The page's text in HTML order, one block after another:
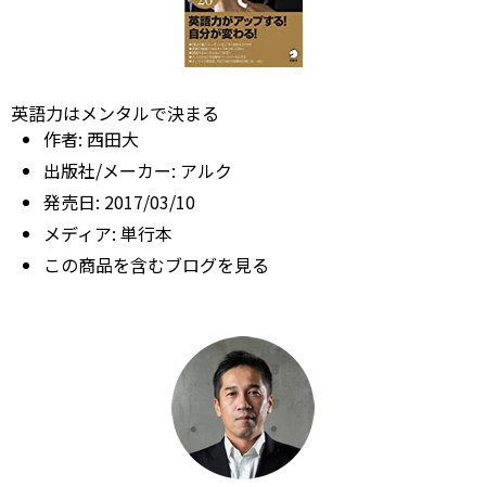
英語力はメンタルで決まる
作者: 西田大
出版社/メーカー: アルク
発売日: 2017/03/10
メディア: 単行本
この商品を含むブログを見る